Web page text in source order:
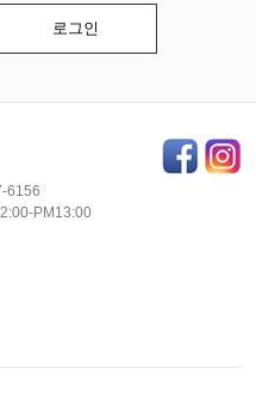
로그인
6156
PM13:00